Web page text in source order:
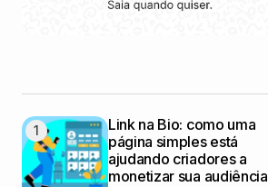
Link na Bio: como uma
página simples está
ajudando criadores a
monetizar sua audiência